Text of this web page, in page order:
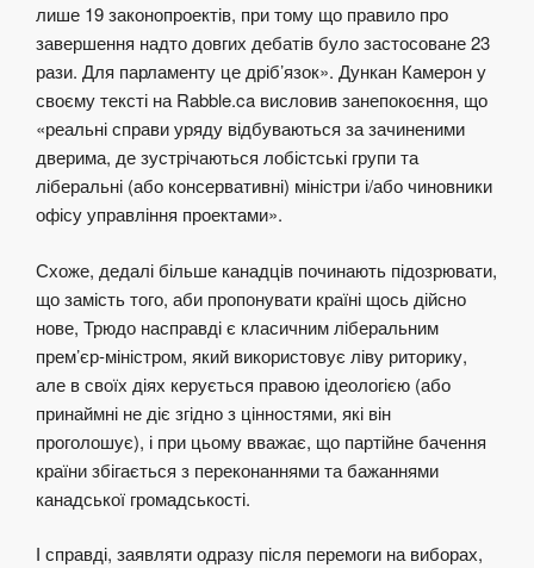
лише 19 законопроектів, при тому що правило про
завершення надто довгих дебатів було застосоване 23
рази. Для парламенту це дріб’язок». Дункан Камерон у
своєму тексті на Rabble.ca висловив занепокоєння, що
«реальні справи уряду відбуваються за зачиненими
дверима, де зустрічаються лобістські групи та
ліберальні (або консервативні) міністри і/або чиновники
офісу управління проектами».
Схоже, дедалі більше канадців починають підозрювати,
що замість того, аби пропонувати країні щось дійсно
нове, Трюдо насправді є класичним ліберальним
прем’єр-міністром, який використовує ліву риторику,
але в своїх діях керується правою ідеологією (або
принаймні не діє згідно з цінностями, які він
проголошує), і при цьому вважає, що партійне бачення
країни збігається з переконаннями та бажаннями
канадської громадськості.
І справді, заявляти одразу після перемоги на виборах,